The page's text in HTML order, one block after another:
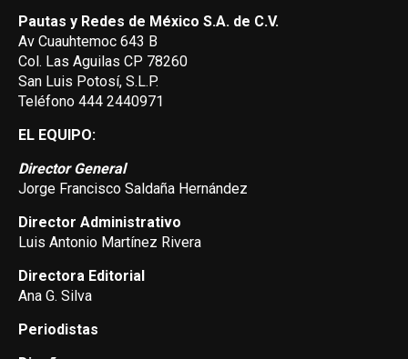
Pautas y Redes de México S.A. de C.V.
Av Cuauhtemoc 643 B
Col. Las Aguilas CP 78260
San Luis Potosí, S.L.P.
Teléfono 444 2440971
EL EQUIPO:
Director General
Jorge Francisco Saldaña Hernández
Director Administrativo
Luis Antonio Martínez Rivera
Directora Editorial
Ana G. Silva
Periodistas